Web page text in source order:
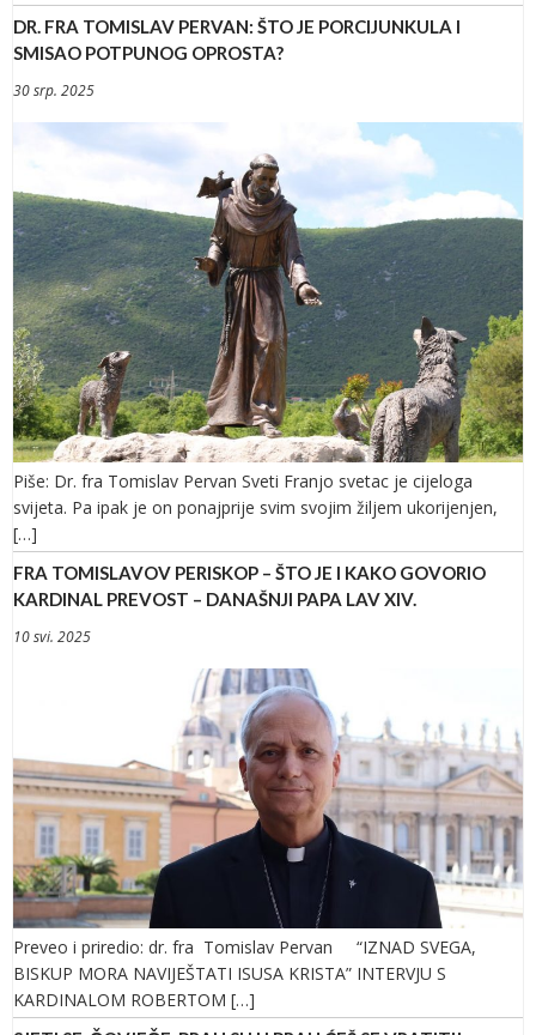
DR. FRA TOMISLAV PERVAN: ŠTO JE PORCIJUNKULA I
SMISAO POTPUNOG OPROSTA?
30 srp. 2025
Piše: Dr. fra Tomislav Pervan Sveti Franjo svetac je cijeloga
svijeta. Pa ipak je on ponajprije svim svojim žiljem ukorijenjen,
[…]
FRA TOMISLAVOV PERISKOP – ŠTO JE I KAKO GOVORIO
KARDINAL PREVOST – DANAŠNJI PAPA LAV XIV.
10 svi. 2025
Preveo i priredio: dr. fra Tomislav Pervan “IZNAD SVEGA,
BISKUP MORA NAVIJEŠTATI ISUSA KRISTA” INTERVJU S
KARDINALOM ROBERTOM […]